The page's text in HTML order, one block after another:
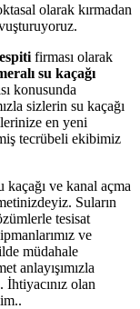
olarak kırmadan
firması olarak
su kaçağı
konusunda
sizlerin su kaçağı
en yeni
tecrübeli ekibimiz
kaçağı ve kanal açma
Suların
tesisat
ve
müdahale
anlayışımızla
İhtiyacınız olan